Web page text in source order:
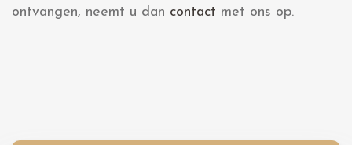
ontvangen, neemt u dan contact met ons op.